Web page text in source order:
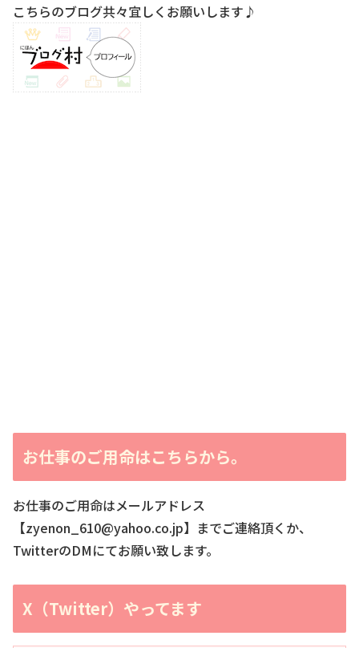
こちらのブログ共々宜しくお願いします♪
お仕事のご用命はこちらから。
お仕事のご用命はメールアドレス
【zyenon_610@yahoo.co.jp】までご連絡頂くか、
TwitterのDMにてお願い致します。
X（Twitter）やってます